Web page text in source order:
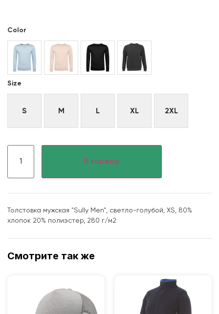
Color
Size
S M L XL 2XL
В корзину
Толстовка мужская "Sully Men", светло-голубой, XS, 80%
хлопок 20% полиэстер, 280 г/м2
Смотрите так же